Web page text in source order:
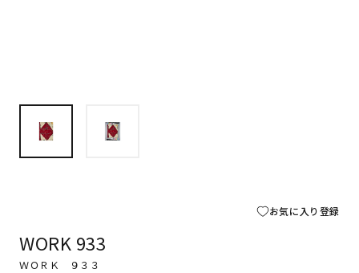
お気に入り登録
WORK 933
ＷＯＲＫ ９３３